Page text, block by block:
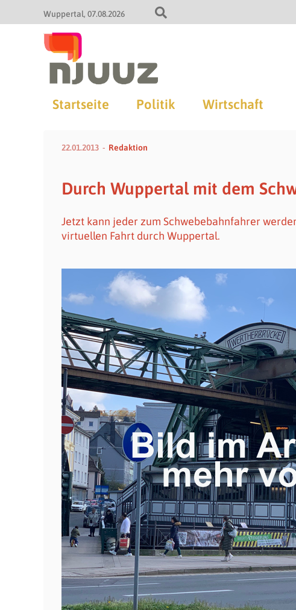
Wuppertal 07.08.2026
Startseite Politik Wirtschaft
22.01.2013 Redaktion
Durch Wuppertal mit dem
Jetzt kann jeder zum Schwebebahnfahrer
virtuellen Fahrt durch Wuppertal.